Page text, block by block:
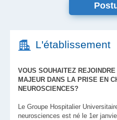
L'établissement
VOUS SOUHAITEZ
MAJEUR DANS LA PRISE EN
NEUROSCIENCES?
Le Groupe Hospitalier
neurosciences est né le 1er